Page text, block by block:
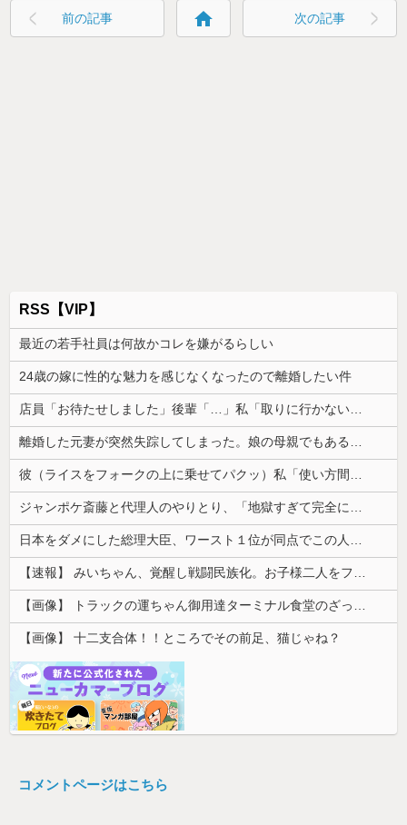
前の記事 home 次の記事
RSS【VIP】
最近の若手社員は何故かコレを嫌がるらしい
24歳の嫁に性的な魅力を感じなくなったので離婚したい件
【画像】 十二支合体！！ところでその前足、猫じゃね？
コメントページはこちら